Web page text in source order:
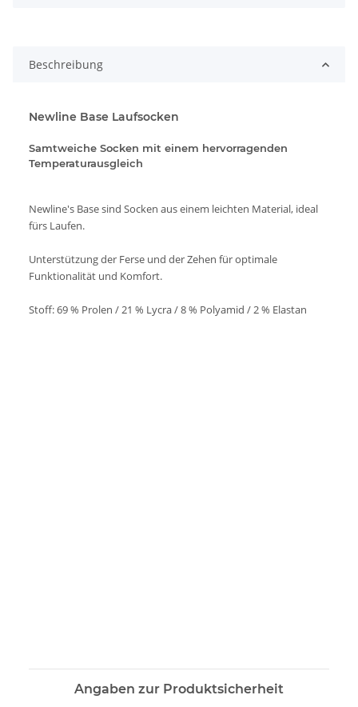
Beschreibung
Newline Base Laufsocken
Samtweiche Socken mit einem hervorragenden
Temperaturausgleich
Newline's Base sind Socken aus einem leichten Material, ideal
fürs Laufen.
Unterstützung der Ferse und der Zehen für optimale
Funktionalität und Komfort.
Stoff: 69 % Prolen / 21 % Lycra / 8 % Polyamid / 2 % Elastan
Angaben zur Produktsicherheit